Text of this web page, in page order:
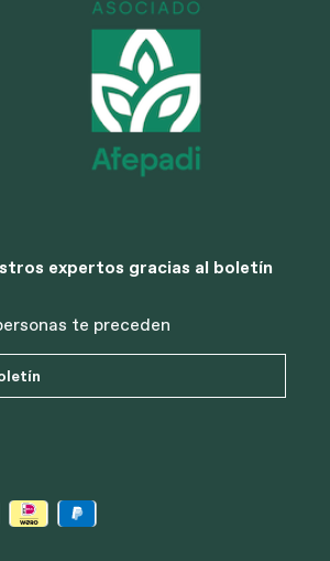
expertos gracias al boletín
te preceden